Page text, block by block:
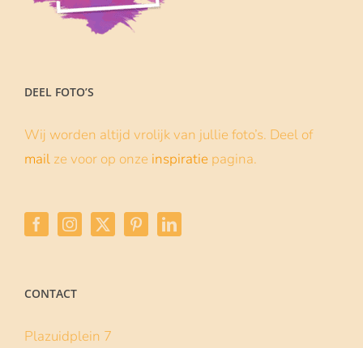
DEEL FOTO’S
Wij worden altijd vrolijk van jullie foto’s. Deel of
mail ze voor op onze inspiratie pagina.
CONTACT
Plazuidplein 7